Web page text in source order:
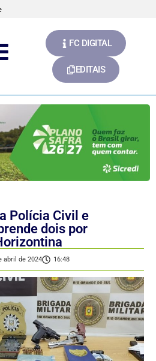
FC DIGITAL
EDITAIS
Polícia Civil e
dois por
abril de 2024 16:48